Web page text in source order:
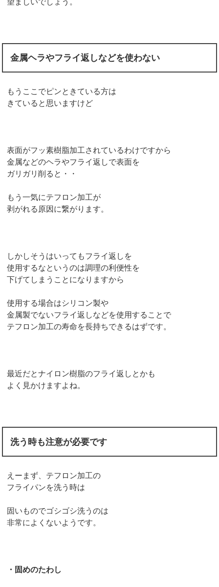
金属ヘラやフライ返しなどを使わない
もうここでピンときている方は
きていると思いますけど
表面がフッ素樹脂加工されているわけですから
金属などのヘラやフライ返しで表面を
ガリガリ削ると・・
もう一気にテフロン加工が
剥がれる原因に繋がります。
しかしそうはいってもフライ返しを
使用するなというのは調理の利便性を
下げてしまうことになりますから
使用する場合はシリコン製や
金属製でないフライ返しなどを使用することで
テフロン加工の寿命を長持ちできるはずです。
最近だとナイロン樹脂のフライ返しとかも
よく見かけますよね。
洗う時も注意が必要です
えーまず、テフロン加工の
フライパンを洗う時は
固いものでゴシゴシ洗うのは
非常によくないようです。
・固めのたわし